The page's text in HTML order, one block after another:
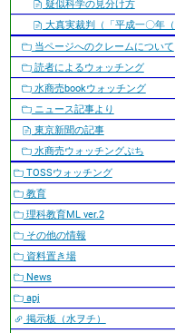
疑似科学の見分け方
大真実裁判（「平成一〇年
当ページへのクレームについて
読者によるウォッチング
水商売bookウォッチング
ニュース記事より
東京新聞の記事
水商売ウォッチングぷち
TOSSウォッチング
教育
理科教育ML ver.2
その他の情報
資料置き場
News
apj
掲示板（水ヲチ）